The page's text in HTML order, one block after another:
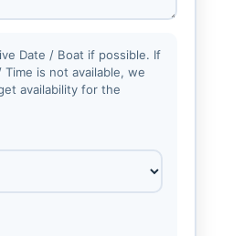
Date / Boat if possible. If
is not available, we
availability for the